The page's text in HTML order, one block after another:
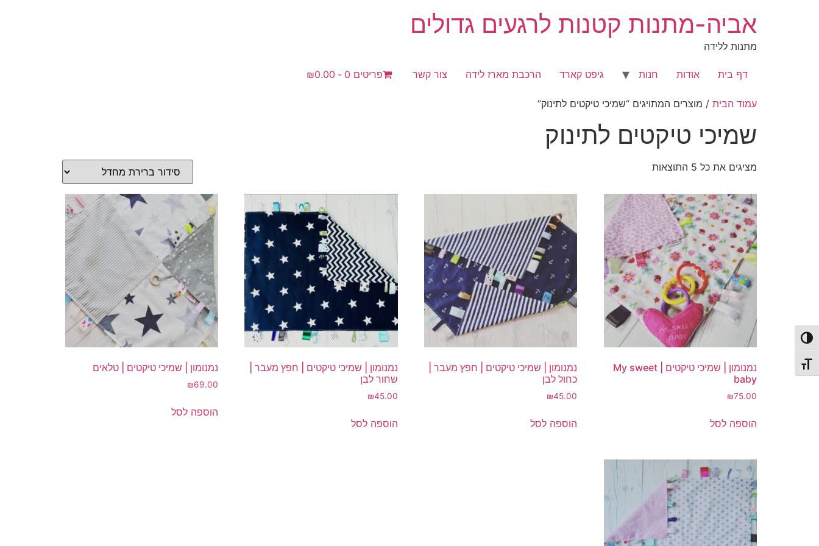
הפעל/כבה ניגודיות גבוהה
מתג גודל גופן
אביה-מתנות קטנות לרגעים גדולים
מתנות ללידה
דף בית אודות חנות גיפט קארד הרכבת מארז לידה צור קשר פריטים 0 ₪0.00
עמוד הבית / מוצרים המתויגים “שמיכי טיקטים לתינוק”
שמיכי טיקטים לתינוק
מציגים את כל ⁦5⁩ התוצאות
נמנומון | שמיכי טיקטים | My sweet
baby
₪75.00
הוספה לסל
נמנומון | שמיכי טיקטים | חפץ מעבר |
כחול לבן
₪45.00
הוספה לסל
נמנומון | שמיכי טיקטים | חפץ מעבר |
שחור לבן
₪45.00
הוספה לסל
נמנומון | שמיכי טיקטים | טלאים
₪69.00
הוספה לסל